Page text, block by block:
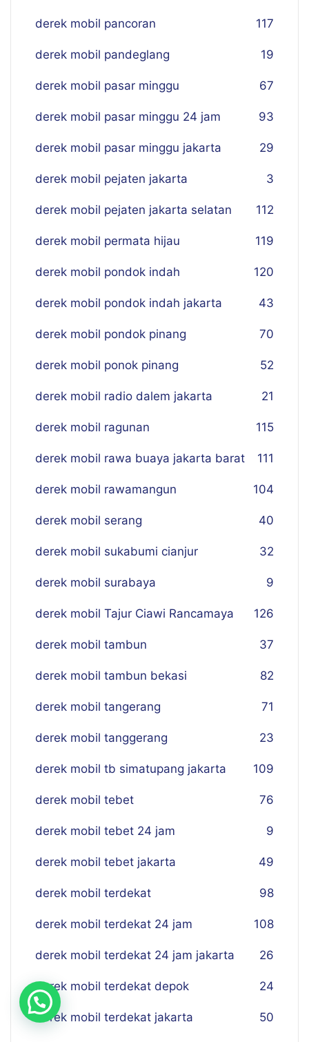
derek mobil pancoran 117
derek mobil pandeglang 19
derek mobil pasar minggu 67
derek mobil pasar minggu 24 jam 93
derek mobil pasar minggu jakarta 29
derek mobil pejaten jakarta 3
derek mobil pejaten jakarta selatan 112
derek mobil permata hijau 119
derek mobil pondok indah 120
derek mobil pondok indah jakarta 43
derek mobil pondok pinang 70
derek mobil ponok pinang 52
derek mobil radio dalem jakarta 21
derek mobil ragunan 115
derek mobil rawa buaya jakarta barat 111
derek mobil rawamangun 104
derek mobil serang 40
derek mobil sukabumi cianjur 32
derek mobil surabaya 9
derek mobil Tajur Ciawi Rancamaya 126
derek mobil tambun 37
derek mobil tambun bekasi 82
derek mobil tangerang 71
derek mobil tanggerang 23
derek mobil tb simatupang jakarta 109
derek mobil tebet 76
derek mobil tebet 24 jam 9
derek mobil tebet jakarta 49
derek mobil terdekat 98
derek mobil terdekat 24 jam 108
derek mobil terdekat 24 jam jakarta 26
derek mobil terdekat depok 24
derek mobil terdekat jakarta 50